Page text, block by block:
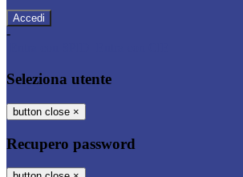
-
Seleziona utente
button close ×
Recupero password